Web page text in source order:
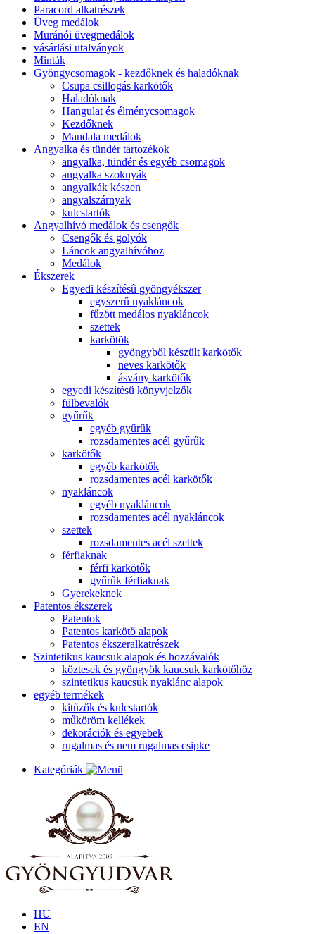
Paracord alkatrészek
Üveg medálok
Muránói üvegmedálok
vásárlási utalványok
Minták
Gyöngycsomagok - kezdőknek és haladóknak
Csupa csillogás karkötők
Haladóknak
Hangulat és élménycsomagok
Kezdőknek
Mandala medálok
Angyalka és tündér tartozékok
angyalka, tündér és egyéb csomagok
angyalka szoknyák
angyalkák készen
angyalszárnyak
kulcstartók
Angyalhívó medálok és csengők
Csengők és golyók
Láncok angyalhívóhoz
Medálok
Ékszerek
Egyedi készítésû gyöngyékszer
egyszerű nyakláncok
fűzött medálos nyakláncok
szettek
karkötõk
gyöngyből készült karkötők
neves karkötők
ásvány karkötők
egyedi készítésű könyvjelzők
fülbevalók
gyűrűk
egyéb gyűrűk
rozsdamentes acél gyűrűk
karkötők
egyéb karkötők
rozsdamentes acél karkötők
nyakláncok
egyéb nyakláncok
rozsdamentes acél nyakláncok
szettek
rozsdamentes acél szettek
férfiaknak
férfi karkötők
gyűrűk férfiaknak
Gyerekeknek
Patentos ékszerek
Patentok
Patentos karkötő alapok
Patentos ékszeralkatrészek
Szintetikus kaucsuk alapok és hozzávalók
köztesek és gyöngyök kaucsuk karkötőhöz
szintetikus kaucsuk nyaklánc alapok
egyéb termékek
kitűzők és kulcstartók
műköröm kellékek
dekorációk és egyebek
rugalmas és nem rugalmas csipke
Kategóriák
HU
EN